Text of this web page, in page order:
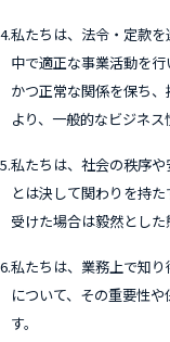
4.私たちは、法令・定款
中で適正な事業活動を
かつ正常な関係を保ち
より、一般的なビジネス
5.私たちは、社会の秩序
とは決して関わりを持
受けた場合は毅然とした
6.私たちは、業務上で知
について、その重要性
す。